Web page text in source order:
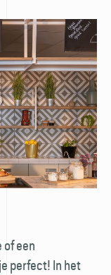
een
perfect! In het